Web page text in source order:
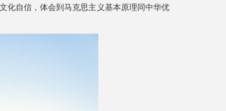
化自信，体会到马克思主义基本原理同中华优